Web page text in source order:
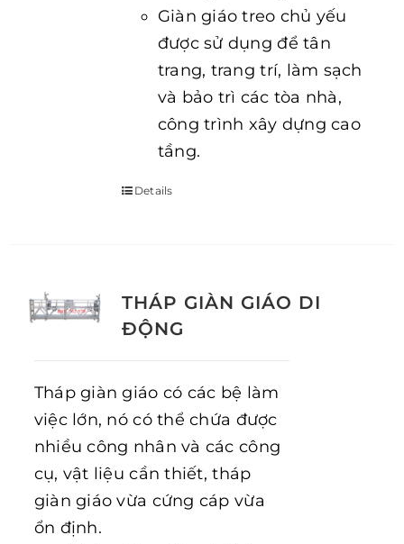
Giàn giáo treo chủ yếu
được sử dụng để tân
trang, trang trí, làm sạch
và bảo trì các tòa nhà,
công trình xây dựng cao
tầng.
Details
THÁP GIÀN GIÁO DI
ĐỘNG
Tháp giàn giáo có các bệ làm
việc lớn, nó có thể chứa được
nhiều công nhân và các công
cụ, vật liệu cần thiết, tháp
giàn giáo vừa cứng cáp vừa
ổn định.